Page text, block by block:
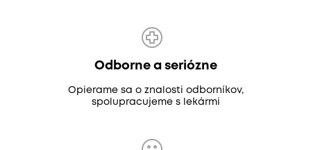
Odborne a seriózne
Opierame sa o znalosti odborníkov,
spolupracujeme s lekármi